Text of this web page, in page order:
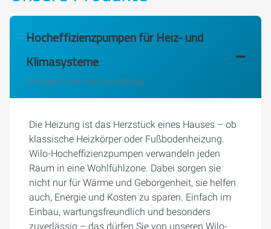
Hocheffizienzpumpen für Heiz- und
Klimasysteme
Energieeffizient und zuverlässig
Die Heizung ist das Herzstück eines Hauses – ob
klassische Heizkörper oder Fußbodenheizung.
Wilo-Hocheffizienzpumpen verwandeln jeden
Raum in eine Wohlfühlzone. Dabei sorgen sie
nicht nur für Wärme und Geborgenheit, sie helfen
auch, Energie und Kosten zu sparen. Einfach im
Einbau, wartungsfreundlich und besonders
zuverlässig – das dürfen Sie von unseren Wilo-